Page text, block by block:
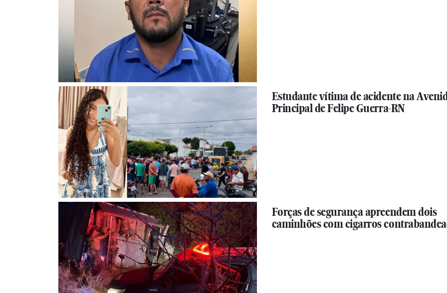
Estudante vítima de acidente na
Principal de Felipe Guerra-RN
Forças de segurança apreendem dois
caminhões com cigarros